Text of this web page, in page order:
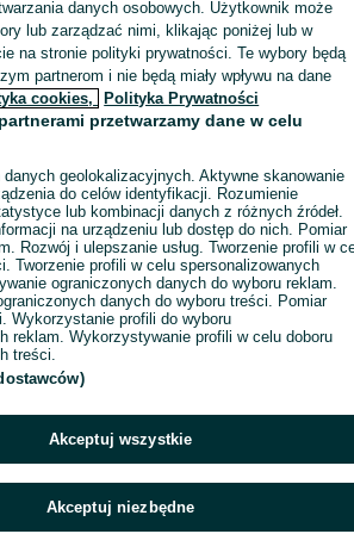
Wyświetlenia:
SMS
danych osobowych. Użytkownik może
lub zarządzać nimi, klikając poniżej lub w
na stronie polityki prywatności. Te wybory będą
partnerom i nie będą miały wpływu na dane
cookies, Polityka Prywatności
przetwarzamy dane w celu
danych geolokalizacyjnych. Aktywne skanowanie
do celów identyfikacji. Rozumienie
lub kombinacji danych z różnych źródeł.
na urządzeniu lub dostęp do nich. Pomiar
Rozwój i ulepszanie usług. Tworzenie profili w
Tworzenie profili w celu spersonalizowanych
ograniczonych danych do wyboru reklam.
danych do wyboru treści. Pomiar
Wykorzystanie profili do wyboru
reklam. Wykorzystywanie profili w celu doboru
treści.
Akceptuj wszystkie
Akceptuj niezbędne